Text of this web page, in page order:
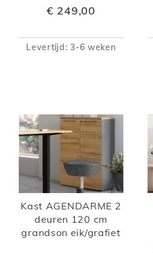
€ 249,00
Levertijd: 3-6 weken
Kast AGENDARME 2
deuren 120 cm
grandson eik/grafiet